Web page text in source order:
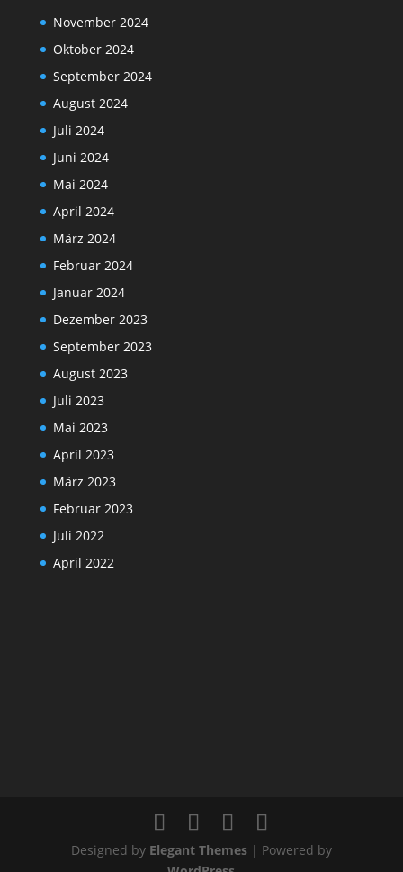
November 2024
Oktober 2024
September 2024
August 2024
Juli 2024
Juni 2024
Mai 2024
April 2024
März 2024
Februar 2024
Januar 2024
Dezember 2023
September 2023
August 2023
Juli 2023
Mai 2023
April 2023
März 2023
Februar 2023
Juli 2022
April 2022
Designed by Elegant Themes| Powered by